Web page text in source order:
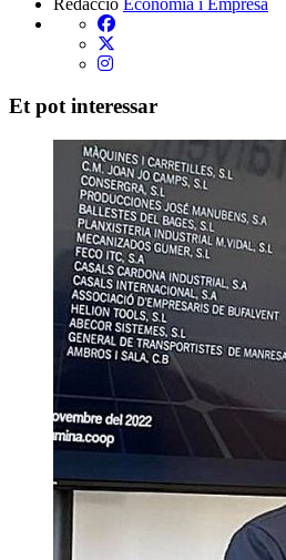
Et pot interessar